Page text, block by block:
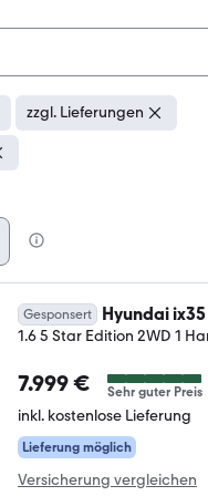
zzgl. Lieferungen
Gesponsert Hyundai ix35
1.6 5 Star Edition 2WD 1
7.999 € Sehr guter Preis
inkl. kostenlose Lieferung
Lieferung möglich
Versicherung vergleichen